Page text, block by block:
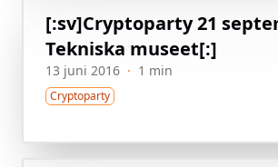
[:sv]Cryptoparty 21
Tekniska museet[:]
13 juni 2016 · 1 min
Cryptoparty